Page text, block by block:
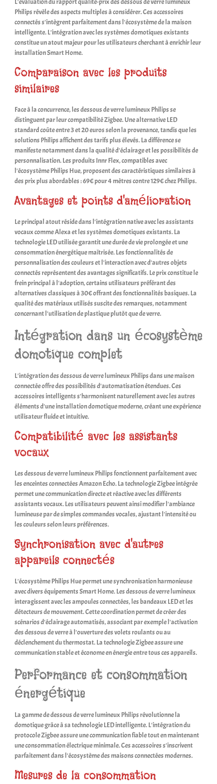
Philips révèle des aspects multiples à considérer. Ces accessoires
connectés s'intègrent parfaitement dans l'écosystème de la maison
intelligente. L'intégration avec les systèmes domotiques existants
constitue un atout majeur pour les utilisateurs cherchant à enrichir leur
installation Smart Home.
Comparaison avec les produits
similaires
Face à la concurrence, les dessous de verre lumineux Philips se
distinguent par leur compatibilité Zigbee. Une alternative LED
standard coûte entre 3 et 20 euros selon la provenance, tandis que les
solutions Philips affichent des tarifs plus élevés. La différence se
manifeste notamment dans la qualité d'éclairage et les possibilités de
personnalisation. Les produits Innr Flex, compatibles avec
l'écosystème Philips Hue, proposent des caractéristiques similaires à
des prix plus abordables : 69€ pour 4 mètres contre 129€ chez Philips.
Avantages et points d'amélioration
Le principal atout réside dans l'intégration native avec les assistants
vocaux comme Alexa et les systèmes domotiques existants. La
technologie LED utilisée garantit une durée de vie prolongée et une
consommation énergétique maîtrisée. Les fonctionnalités de
personnalisation des couleurs et l'interaction avec d'autres objets
connectés représentent des avantages significatifs. Le prix constitue le
frein principal à l'adoption, certains utilisateurs préférant des
alternatives classiques à 30€ offrant des fonctionnalités basiques. La
qualité des matériaux utilisés suscite des remarques, notamment
concernant l'utilisation de plastique plutôt que de verre.
Intégration dans un écosystème
domotique complet
L'intégration des dessous de verre lumineux Philips dans une maison
connectée offre des possibilités d'automatisation étendues. Ces
accessoires intelligents s'harmonisent naturellement avec les autres
éléments d'une installation domotique moderne, créant une expérience
utilisateur fluide et intuitive.
Compatibilité avec les assistants
vocaux
Les dessous de verre lumineux Philips fonctionnent parfaitement avec
les enceintes connectées Amazon Echo. La technologie Zigbee intégrée
permet une communication directe et réactive avec les différents
assistants vocaux. Les utilisateurs peuvent ainsi modifier l'ambiance
lumineuse par de simples commandes vocales, ajustant l'intensité ou
les couleurs selon leurs préférences.
Synchronisation avec d'autres
appareils connectés
L'écosystème Philips Hue permet une synchronisation harmonieuse
avec divers équipements Smart Home. Les dessous de verre lumineux
interagissent avec les ampoules connectées, les bandeaux LED et les
détecteurs de mouvement. Cette coordination permet de créer des
scénarios d'éclairage automatisés, associant par exemple l'activation
des dessous de verre à l'ouverture des volets roulants ou au
déclenchement du thermostat. La technologie Zigbee assure une
communication stable et économe en énergie entre tous ces appareils.
Performance et consommation
énergétique
La gamme de dessous de verre lumineux Philips révolutionne la
domotique grâce à sa technologie LED intelligente. L'intégration du
protocole Zigbee assure une communication fiable tout en maintenant
une consommation électrique minimale. Ces accessoires s'inscrivent
parfaitement dans l'écosystème des maisons connectées modernes.
Mesures de la consommation